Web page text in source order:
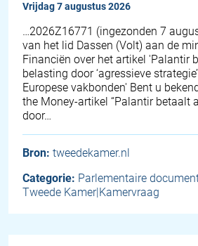
vrijdag 7 augustus 2026
… 2026Z16771 (ingezonden 7
van het lid Dassen (Volt) aan de
Financiën over het artikel 'Palantir
belasting door ‘agressieve
Europese vakbonden' Bent u
the Money-artikel “Palantir betaalt
door…
Bron: tweedekamer.nl
Categorie: Parlementaire
Tweede Kamer|Kamervraag